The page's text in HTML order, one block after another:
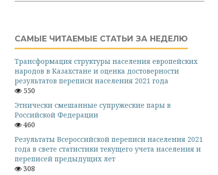
САМЫЕ ЧИТАЕМЫЕ СТАТЬИ ЗА НЕДЕЛЮ
Трансформация структуры населения европейских
народов в Казахстане и оценка достоверности
результатов переписи населения 2021 года
550
Этнически смешанные супружеские пары в
Российской Федерации
460
Результаты Всероссийской переписи населения 2021
года в свете статистики текущего учета населения и
переписей предыдущих лет
308